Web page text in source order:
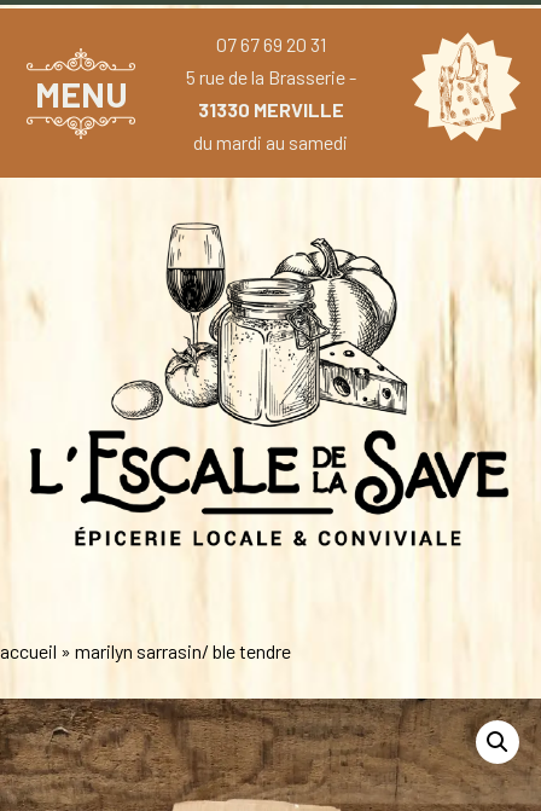
MENU
07 67 69 20 31
5 rue de la Brasserie -
31330 MERVILLE
du mardi au samedi
accueil » marilyn sarrasin/ ble tendre